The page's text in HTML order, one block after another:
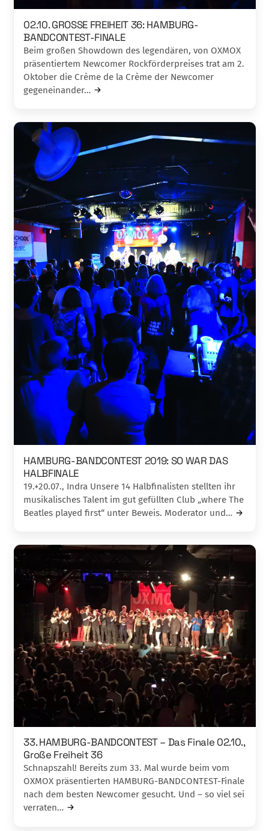
02.10. GROSSE FREIHEIT 36: HAMBURG-
BANDCONTEST-FINALE
Beim großen Showdown des legendären, von OXMOX
präsentiertem Newcomer Rockförderpreises trat am 2.
Oktober die Crème de la Crème der Newcomer
gegeneinander…
HAMBURG-BANDCONTEST 2019: SO WAR DAS
HALBFINALE
19.+20.07., Indra Unsere 14 Halbfinalisten stellten ihr
musikalisches Talent im gut gefüllten Club „where The
Beatles played first“ unter Beweis. Moderator und…
33. HAMBURG-BANDCONTEST – Das Finale 02.10.,
Große Freiheit 36
Schnapszahl! Bereits zum 33. Mal wurde beim vom
OXMOX präsentierten HAMBURG-BANDCONTEST-Finale
nach dem besten Newcomer gesucht. Und – so viel sei
verraten…